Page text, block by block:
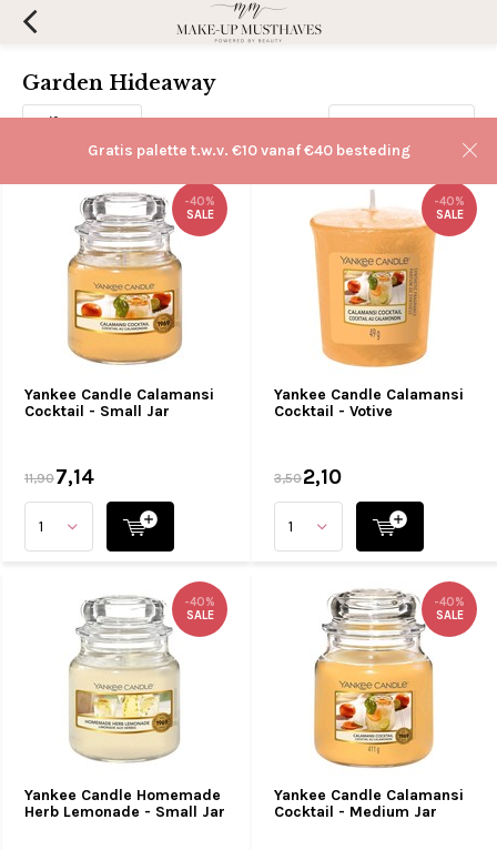
Gratis palette t.w.v. €10 vanaf €40 besteding
Garden Hideaway
Filters
Yankee Candle Calamansi
Cocktail - Small Jar
-40%
SALE
11,907,14
Yankee Candle Calamansi
Cocktail - Votive
-40%
SALE
3,502,10
Yankee Candle Homemade
Herb Lemonade - Small Jar
-40%
SALE
Yankee Candle Calamansi
Cocktail - Medium Jar
-40%
SALE